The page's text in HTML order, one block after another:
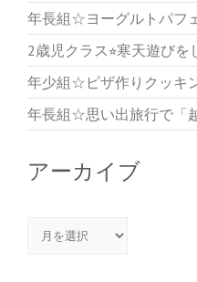
年長組☆ヨーグルトパフ
2歳児クラス⭐︎寒天遊びを
年少組☆ピザ作りクッキ
年長組☆思い出旅行で「
アーカイブ
アーカイブ